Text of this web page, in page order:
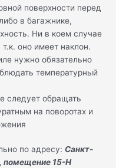
поверхности перед
в багажнике,
Ни в коем случае
оно имеет наклон.
нужно обязательно
температурный
следует обращать
на поворотах и
по адресу: Санкт-
помещение 15-Н